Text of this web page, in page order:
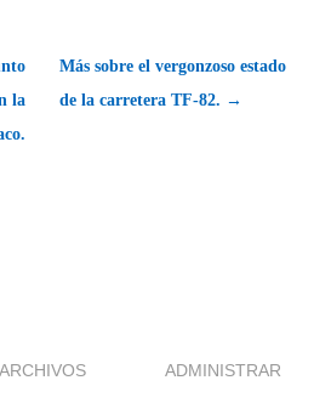
la
Más sobre el vergonzoso estado
de la carretera TF-82. →
ARCHIVOS ADMINISTRAR